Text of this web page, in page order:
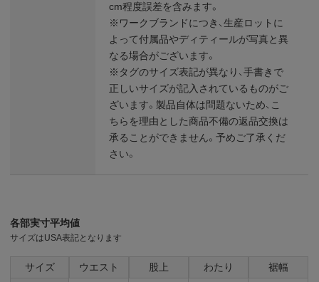
cm程度誤差を含みます。
※ワークブランドにつき、生産ロットに
よって付属品やディティールが写真と異
なる場合がございます。
※タグのサイズ表記が異なり、手書きで
正しいサイズが記入されているものがご
ざいます。製品自体は問題ないため、こ
ちらを理由とした商品不備の返品交換は
承ることができません。予めご了承くだ
さい。
各部実寸平均値
サイズはUSA表記となります
サイズ ウエスト 股上 わたり
裾幅